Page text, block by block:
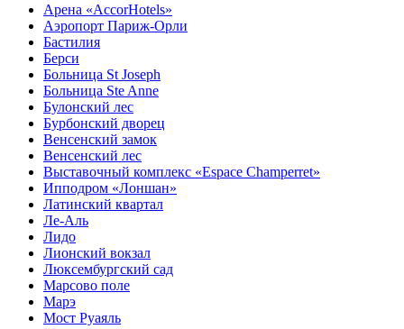
Арена «AccorHotels»
Аэропорт Париж-Орли
Бастилия
Берси
Больница St Joseph
Больница Ste Anne
Булонский лес
Бурбонский дворец
Венсенский замок
Венсенский лес
Выставочный комплекс «Espace Champerret»
Ипподром «Лоншан»
Латинский квартал
Ле-Аль
Лидо
Лионский вокзал
Люксембургский сад
Марсово поле
Марэ
Мост Руаяль